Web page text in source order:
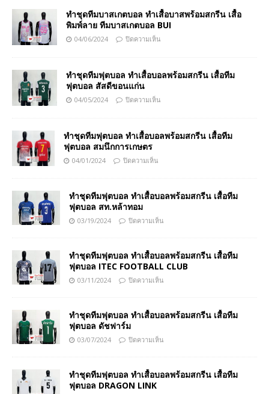
ทำชุดทีมบาสเกตบอล ทำเสื้อบาสพร้อมสกรีน เสื้อ
พิมพ์ลาย ทีมบาสเกตบอล BUI
04/06/2024 ปิดความเห็น
ทำชุดทีมฟุตบอล ทำเสื้อบอลพร้อมสกรีน เสื้อทีม
ฟุตบอล สัสดีขอนแก่น
04/05/2024 ปิดความเห็น
ทำชุดทีมฟุตบอล ทำเสื้อบอลพร้อมสกรีน เสื้อทีม
ฟุตบอล สมนึกการเกษตร
04/01/2024 ปิดความเห็น
ทำชุดทีมฟุตบอล ทำเสื้อบอลพร้อมสกรีน เสื้อทีม
ฟุตบอล สท.หล้าทอม
03/19/2024 ปิดความเห็น
ทำชุดทีมฟุตบอล ทำเสื้อบอลพร้อมสกรีน เสื้อทีม
ฟุตบอล ITEC FOOTBALL CLUB
03/11/2024 ปิดความเห็น
ทำชุดทีมฟุตบอล ทำเสื้อบอลพร้อมสกรีน เสื้อทีม
ฟุตบอล ดัชฟาร์ม
03/07/2024 ปิดความเห็น
ทำชุดทีมฟุตบอล ทำเสื้อบอลพร้อมสกรีน เสื้อทีม
ฟุตบอล DRAGON LINK